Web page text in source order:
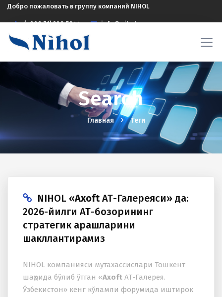
Добро пожаловать в группу компаний NIHOL
(+998 71) 208 5844 info@nihol.uz
Search
Главная Теги
NIHOL «AxoftАТ-Галереяси» да:
2026-йилги АТ-бозорининг
стратегик қарашларини
шакллантирамиз
NIHOL компанияси мутахассислари Тошкент
шаҳрида бўлиб ўтган «Axoft АТ-Галерея.
Ўзбекистон» кенг кўламли форумида иштирок